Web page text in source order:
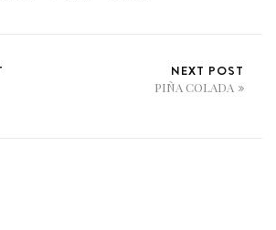
NEXT POST
PIÑA COLADA